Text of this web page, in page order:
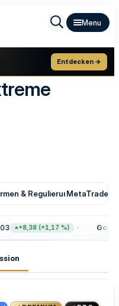
Entdecken →
& RegulierungMetaTrader
+8,38 (+1,17 %) Gold